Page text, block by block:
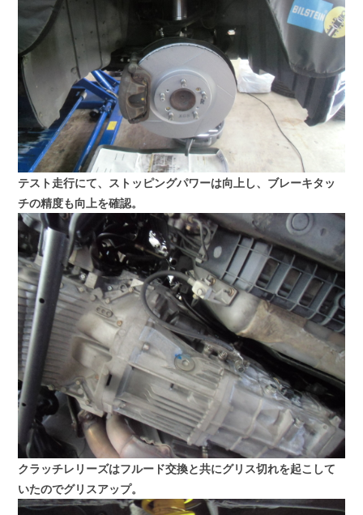
テスト走行にて、ストッピングパワーは向上し、ブレーキタッ
チの精度も向上を確認。
クラッチレリーズはフルード交換と共にグリス切れを起こして
いたのでグリスアップ。